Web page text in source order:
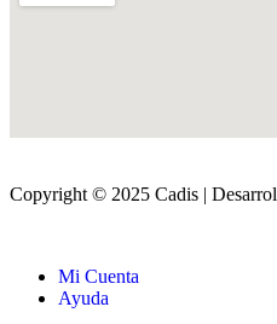
Copyright © 2025 Cadis |
Mi Cuenta
Ayuda